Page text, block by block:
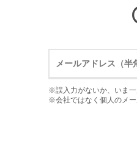
※誤入力がないか、いま一
※会社ではなく個人のメー